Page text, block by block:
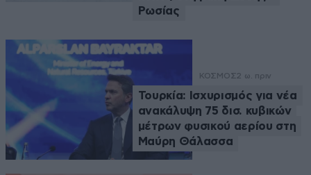
Ρωσίας
ΚΟΣΜΟΣ2 ω. πριν
Τουρκία: Ισχυρισμός για νέα
ανακάλυψη 75 δισ. κυβικών
μέτρων φυσικού αερίου στη
Μαύρη Θάλασσα